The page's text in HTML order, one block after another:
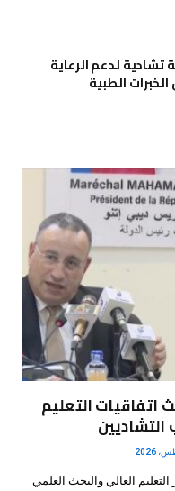
تشادية لدعم الرعاية
الطبية
اتفاقيات التعليم
التشاديين
العالي والبحث العلمي